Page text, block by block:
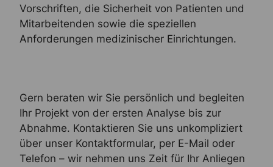
Vorschriften, die Sicherheit von Patienten und
Mitarbeitenden sowie die speziellen
Anforderungen medizinischer Einrichtungen.
Gern beraten wir Sie persönlich und begleiten
Ihr Projekt von der ersten Analyse bis zur
Abnahme. Kontaktieren Sie uns unkompliziert
über unser Kontaktformular, per E-Mail oder
Telefon – wir nehmen uns Zeit für Ihr Anliegen